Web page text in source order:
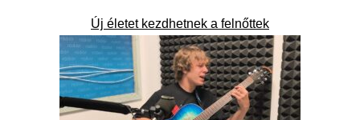
Új életet kezdhetnek a felnőttek